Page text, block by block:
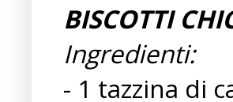
BISCOTTI
Ingredienti:
- 1 tazzina di